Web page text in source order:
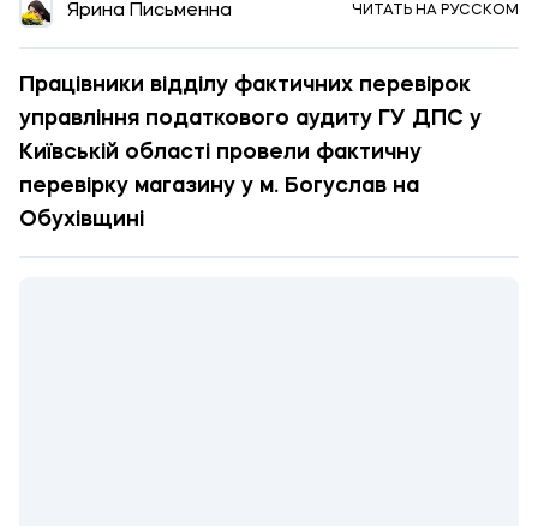
Ярина Письменна ЧИТАТЬ НА РУССКОМ
Працівники відділу фактичних перевірок
управління податкового аудиту ГУ ДПС у
Київській області провели фактичну
перевірку магазину у м. Богуслав на
Обухівщині